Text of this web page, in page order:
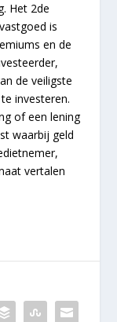
Het 2de
is
en de
de veiligste
investeren.
of een lening
waarbij geld
vertalen